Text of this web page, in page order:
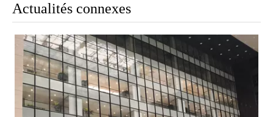
Actualités connexes